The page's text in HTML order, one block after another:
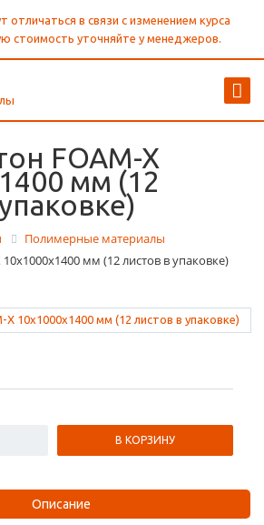
отличаться в связи с изменением курса
стоимость уточняйте у менеджеров.
FOAM-X
мм (12
Полимерные материалы
мм (12 листов в упаковке)
В КОРЗИНУ
Описание